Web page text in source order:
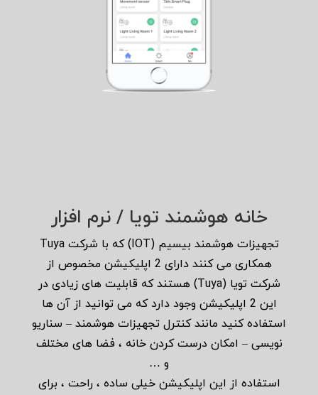
خانه هوشمند تویا / نرم افزار
تجهیزات هوشمند بیسیم (IOT) که با شرکت Tuya
همکاری می کنند دارای 2 اپلیکیشن مخصوص از
شرکت تویا (Tuya) هستند که قابلیت های زیادی در
این 2 اپلیکیشن وجود دارد که می توانید از آن ها
استفاده کنید مانند کنترل تجهیزات هوشمند – سناریو
نویسی – امکان درست کردن خانه ، فضا های مختلف
و …
استفاده از این اپلیکیشن خیلی ساده ، راحت ، برای